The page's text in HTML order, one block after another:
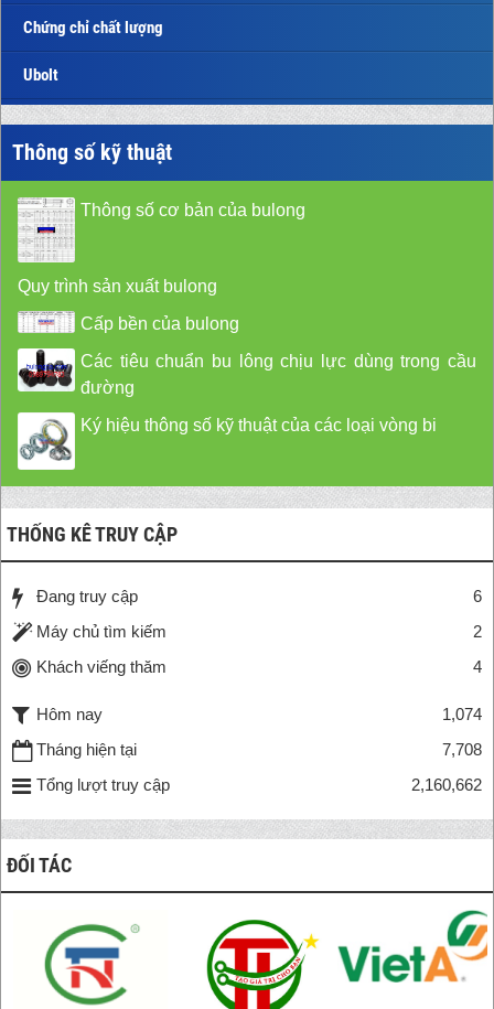
Chứng chỉ chất lượng
Ubolt
Thông số kỹ thuật
Thông số cơ bản của bulong
Quy trình sản xuất bulong
Cấp bền của bulong
Các tiêu chuẩn bu lông chịu lực dùng trong cầu
đường
Ký hiệu thông số kỹ thuật của các loại vòng bi
THỐNG KÊ TRUY CẬP
Đang truy cập
6
Máy chủ tìm kiếm
2
Khách viếng thăm
4
Hôm nay
1,074
Tháng hiện tại
7,708
Tổng lượt truy cập
2,160,662
ĐỐI TÁC